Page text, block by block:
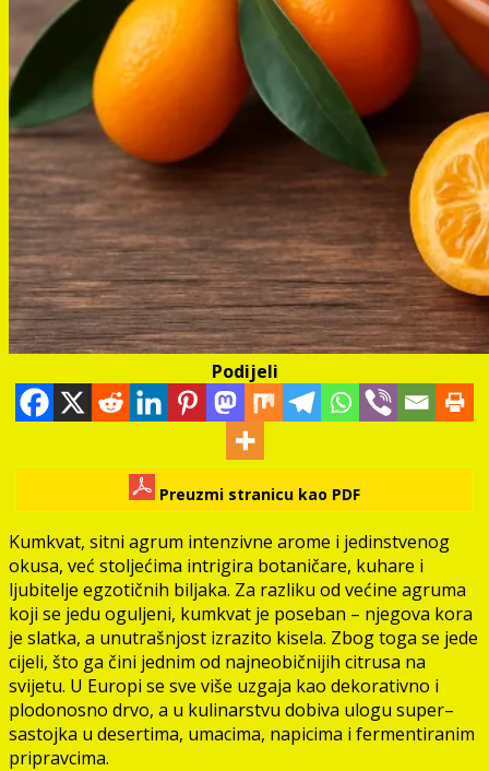
Podijeli
Preuzmi stranicu kao PDF
Kumkvat, sitni agrum intenzivne arome i jedinstvenog
okusa, već stoljećima intrigira botaničare, kuhare i
ljubitelje egzotičnih biljaka. Za razliku od većine agruma
koji se jedu oguljeni, kumkvat je poseban – njegova kora
je slatka, a unutrašnjost izrazito kisela. Zbog toga se jede
cijeli, što ga čini jednim od najneobičnijih citrusa na
svijetu. U Europi se sve više uzgaja kao dekorativno i
plodonosno drvo, a u kulinarstvu dobiva ulogu super–
sastojka u desertima, umacima, napicima i fermentiranim
pripravcima.